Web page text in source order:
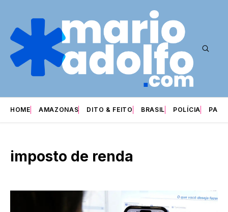
HOME AMAZONAS DITO & FEITO BRASIL POLÍCIA
imposto de renda